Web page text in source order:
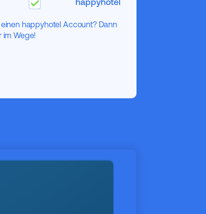
happyhotel
happyhotel Account? Dann
im Wege!